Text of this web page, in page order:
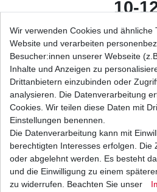
10-
1100
10-
1100
1198
1198 R
1198 R
1198 S
1198 S
1198
Wir verwenden Cookies und ähnliche
Website und verarbeiten
Besucher:innen unserer Webseite
Inhalte und Anzeigen zu
Drittanbietern einzubinden oder
analysieren. Die Datenverarbeitung
Cookies. Wir teilen diese Daten mit
Einstellungen benennen.
Die Datenverarbeitung kann mit
berechtigten Interesses erfolgen. Die
oder abgelehnt werden. Es besteht
und die Einwilligung zu einem
zu widerrufen. Beachten Sie unser